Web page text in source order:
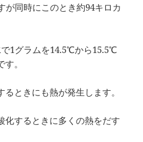
が同時にこのとき約94キロカ
1グラムを14.5℃から15.5℃
。
ときにも熱が発生します。
化するときに多くの熱をだす